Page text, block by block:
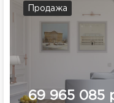
Продажа
69 965 085